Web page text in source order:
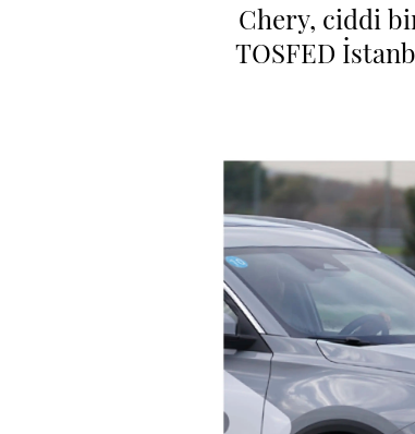
Chery, ciddi
TOSFED